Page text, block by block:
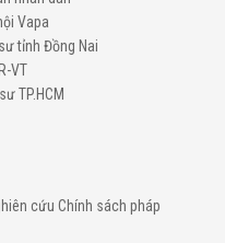
Vapa
tỉnh Đồng Nai
VT
TP.HCM
cứu Chính sách pháp